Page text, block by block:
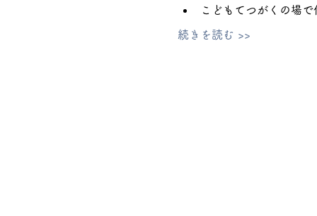
こどもてつがくの場
続きを読む >>